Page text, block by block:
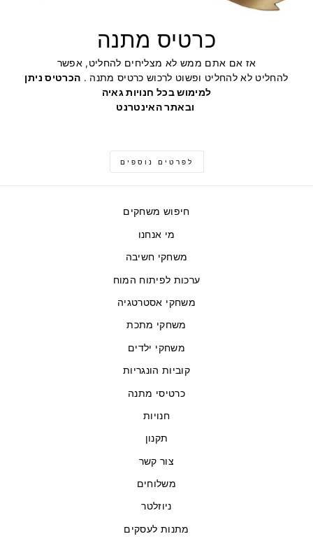
כרטיס מתנה
אז אם אתם ממש לא מצליחים להחליט, אפשר
להחליט לא להחליט ופשוט לרכוש כרטיס מתנה . הכרטיס ניתן
למימוש בכל חנויות גאיה
לפרטים נוספים
חיפוש משחקים
מי אנחנו
משחקי חשיבה
ערכות לפיתוח המוח
משחקי אסטרטגיה
משחקי מתכת
משחקי ילדים
קוביות הונגריות
כרטיסי מתנה
חנויות
תקנון
צור קשר
משלוחים
ניוזלטר
מתנות לעסקים